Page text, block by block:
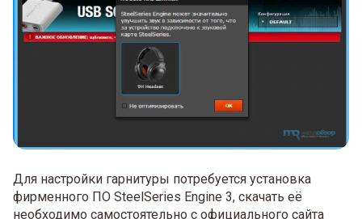
Для настройки гарнитуры потребуется установка
фирменного ПО SteelSeries Engine 3, скачать её
необходимо самостоятельно с официального сайта